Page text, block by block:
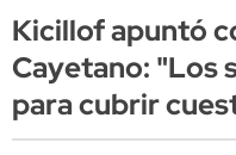
Kicillof apuntó
Cayetano: "Los
para cubrir